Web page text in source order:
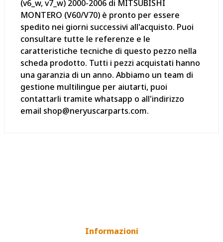
(v6_w, v7_w) 2000-2006 di MITSUBISHI
MONTERO (V60/V70) è pronto per essere
spedito nei giorni successivi all'acquisto. Puoi
consultare tutte le referenze e le
caratteristiche tecniche di questo pezzo nella
scheda prodotto. Tutti i pezzi acquistati hanno
una garanzia di un anno. Abbiamo un team di
gestione multilingue per aiutarti, puoi
contattarli tramite whatsapp o all'indirizzo
email shop@neryuscarparts.com.
Informazioni